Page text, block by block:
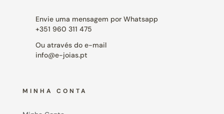
Envie uma mensagem por Whatsapp
+351 960 311 475
Ou através do e-mail
info@e-joias.pt
MINHA CONTA